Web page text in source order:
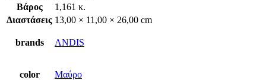
Βάρος
1,161 κ.
Διαστάσεις 13,00 × 11,00 × 26,00 cm
brands ANDIS
color Μαύρο